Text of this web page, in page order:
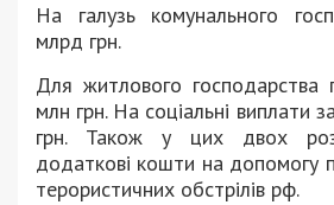
На галузь комунального
млрд грн.
Для житлового господарства
млн грн. На соціальні виплати
грн. Також у цих двох
додаткові кошти на допомогу
терористичних обстрілів рф.